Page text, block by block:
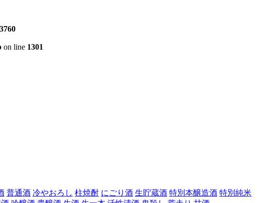
3760
on line 1301
普通酒 冷やおろし 柱焼酎 にごり酒 生貯蔵酒 特別本醸造酒 特別純米